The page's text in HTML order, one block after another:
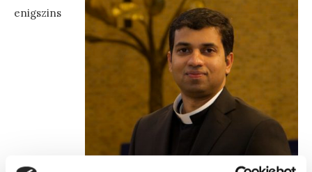
enigszins